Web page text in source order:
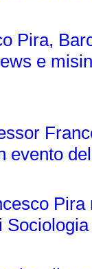
Pira,
e
evento